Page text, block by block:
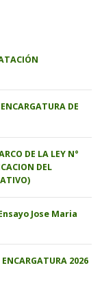
DE
DE LA LEY N°
DEL
Jose Maria
ENCARGATURA 2026